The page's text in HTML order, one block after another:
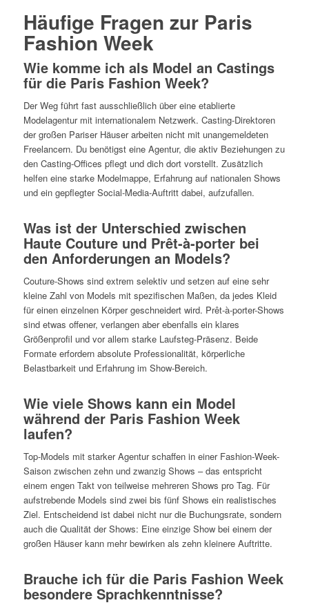
Häufige Fragen zur Paris
Fashion Week
Wie komme ich als Model an Castings
für die Paris Fashion Week?
Der Weg führt fast ausschließlich über eine etablierte
Modelagentur mit internationalem Netzwerk. Casting-Direktoren
der großen Pariser Häuser arbeiten nicht mit unangemeldeten
Freelancern. Du benötigst eine Agentur, die aktiv Beziehungen zu
den Casting-Offices pflegt und dich dort vorstellt. Zusätzlich
helfen eine starke Modelmappe, Erfahrung auf nationalen Shows
und ein gepflegter Social-Media-Auftritt dabei, aufzufallen.
Was ist der Unterschied zwischen
Haute Couture und Prêt-à-porter bei
den Anforderungen an Models?
Couture-Shows sind extrem selektiv und setzen auf eine sehr
kleine Zahl von Models mit spezifischen Maßen, da jedes Kleid
für einen einzelnen Körper geschneidert wird. Prêt-à-porter-Shows
sind etwas offener, verlangen aber ebenfalls ein klares
Größenprofil und vor allem starke Laufsteg-Präsenz. Beide
Formate erfordern absolute Professionalität, körperliche
Belastbarkeit und Erfahrung im Show-Bereich.
Wie viele Shows kann ein Model
während der Paris Fashion Week
laufen?
Top-Models mit starker Agentur schaffen in einer Fashion-Week-
Saison zwischen zehn und zwanzig Shows – das entspricht
einem engen Takt von teilweise mehreren Shows pro Tag. Für
aufstrebende Models sind zwei bis fünf Shows ein realistisches
Ziel. Entscheidend ist dabei nicht nur die Buchungsrate, sondern
auch die Qualität der Shows: Eine einzige Show bei einem der
großen Häuser kann mehr bewirken als zehn kleinere Auftritte.
Brauche ich für die Paris Fashion Week
besondere Sprachkenntnisse?